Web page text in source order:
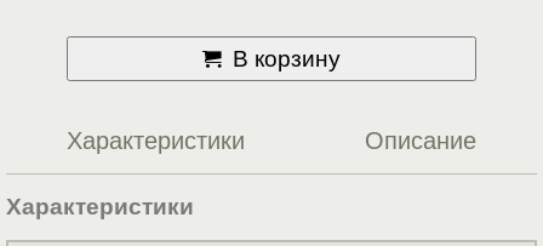
В корзину
Характеристики Описание
Характеристики